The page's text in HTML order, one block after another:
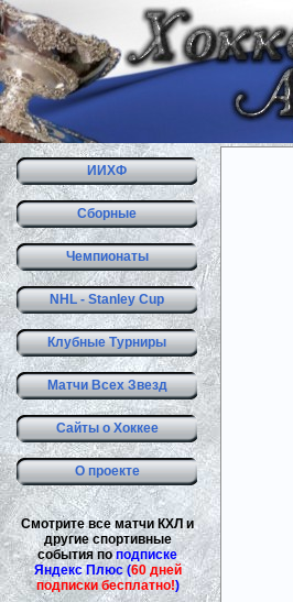
ИИХФ
Сборные
Чемпионаты
NHL - Stanley Cup
Клубные Турниры
Матчи Всех Звезд
Сайты о Хоккее
О проекте
Смотрите все матчи КХЛ и
другие спортивные
события поподписке
Яндекс Плюс (60 дней
подписки бесплатно!)